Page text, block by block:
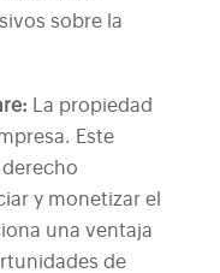
sobre la
: La propiedad
Este
y monetizar el
una ventaja
de